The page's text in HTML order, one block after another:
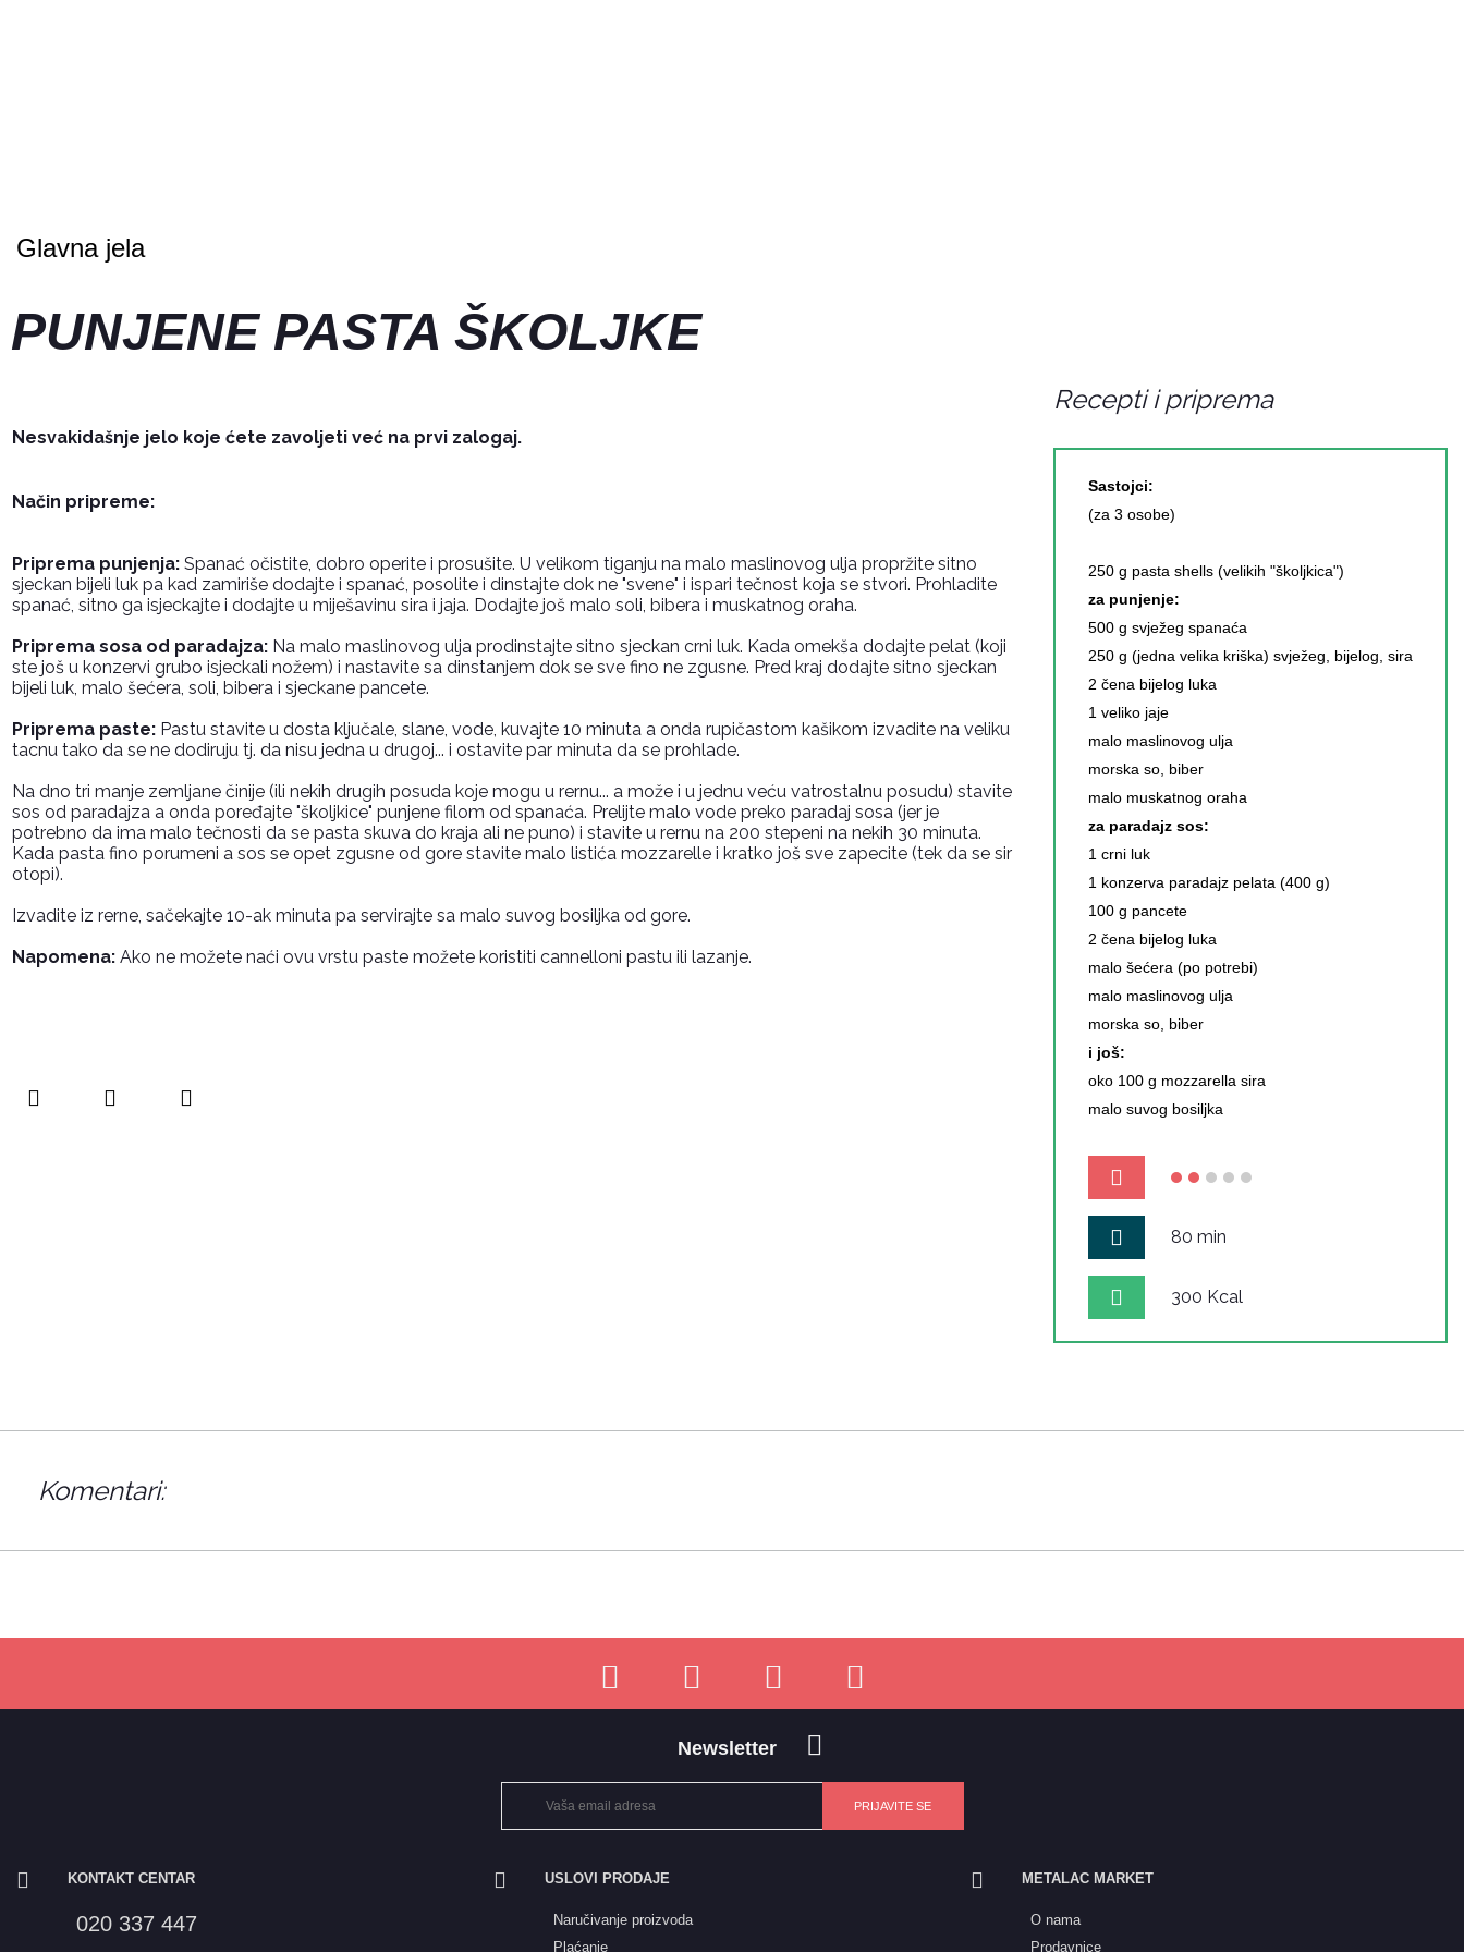
Glavna jela
PUNJENE PASTA ŠKOLJKE
Nesvakidašnje jelo koje ćete zavoljeti već na prvi zalogaj.
Način pripreme:
Priprema punjenja: Spanać očistite, dobro operite i prosušite. U velikom tiganju na malo maslinovog ulja propržite sitno
sjeckan bijeli luk pa kad zamiriše dodajte i spanać, posolite i dinstajte dok ne "svene" i ispari tečnost koja se stvori. Prohladite
spanać, sitno ga isjeckajte i dodajte u miješavinu sira i jaja. Dodajte još malo soli, bibera i muskatnog oraha.
Priprema sosa od paradajza: Na malo maslinovog ulja prodinstajte sitno sjeckan crni luk. Kada omekša dodajte pelat (koji
ste još u konzervi grubo isjeckali nožem) i nastavite sa dinstanjem dok se sve fino ne zgusne. Pred kraj dodajte sitno sjeckan
bijeli luk, malo šećera, soli, bibera i sjeckane pancete.
Priprema paste: Pastu stavite u dosta ključale, slane, vode, kuvajte 10 minuta a onda rupičastom kašikom izvadite na veliku
tacnu tako da se ne dodiruju tj. da nisu jedna u drugoj... i ostavite par minuta da se prohlade.
Na dno tri manje zemljane činije (ili nekih drugih posuda koje mogu u rernu... a može i u jednu veću vatrostalnu posudu) stavite
sos od paradajza a onda poređajte "školjkice" punjene filom od spanaća. Prelijte malo vode preko paradaj sosa (jer je
potrebno da ima malo tečnosti da se pasta skuva do kraja ali ne puno) i stavite u rernu na 200 stepeni na nekih 30 minuta.
Kada pasta fino porumeni a sos se opet zgusne od gore stavite malo listića mozzarelle i kratko još sve zapecite (tek da se sir
otopi).
Izvadite iz rerne, sačekajte 10-ak minuta pa servirajte sa malo suvog bosiljka od gore.
Napomena: Ako ne možete naći ovu vrstu paste možete koristiti cannelloni pastu ili lazanje.
Recepti i priprema
Sastojci:
(za 3 osobe)
250 g pasta shells (velikih "školjkica")
za punjenje:
500 g svježeg spanaća
250 g (jedna velika kriška) svježeg, bijelog, sira
2 čena bijelog luka
1 veliko jaje
malo maslinovog ulja
morska so, biber
malo muskatnog oraha
za paradajz sos:
1 crni luk
1 konzerva paradajz pelata (400 g)
100 g pancete
2 čena bijelog luka
malo šećera (po potrebi)
malo maslinovog ulja
morska so, biber
i još:
oko 100 g mozzarella sira
malo suvog bosiljka
80 min
300 Kcal
Komentari:
Newsletter
KONTAKT CENTAR
020 337 447
USLOVI PRODAJE
Naručivanje proizvoda
Plaćanje
METALAC MARKET
O nama
Prodavnice